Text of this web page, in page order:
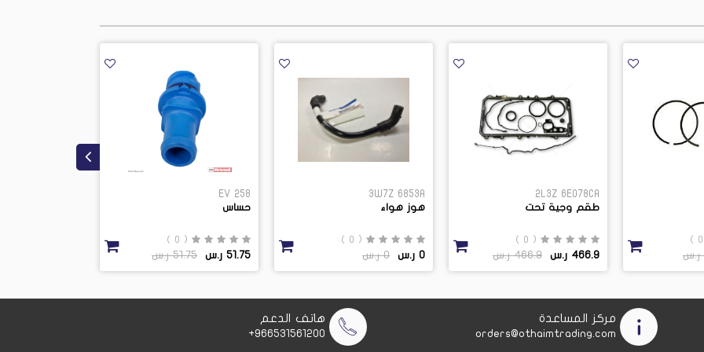
EV 258
حساس
( 0 )
51.75 ر.س 51.75 ر.س
3W7Z 6853A
هوز هواء
( 0 )
0 ر.س 0 ر.س
2L3Z 6E078CA
طقم وجية تحت
( 0 )
466.9 ر.س 466.9 ر.س
مركز المساعدة
orders@othaimtrading.com
هاتف الدعم
966531561200+